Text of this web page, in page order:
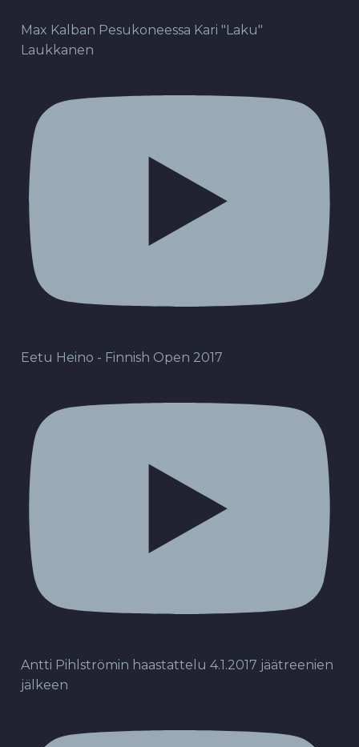
Max Kalban Pesukoneessa Kari "Laku"
Laukkanen
Eetu Heino - Finnish Open 2017
Antti Pihlströmin haastattelu 4.1.2017 jäätreenien
jälkeen